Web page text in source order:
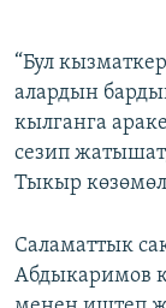
“Бул
алардын
кылганга
сезип
Тыкыр
Саламаттык
Абдыкаримов